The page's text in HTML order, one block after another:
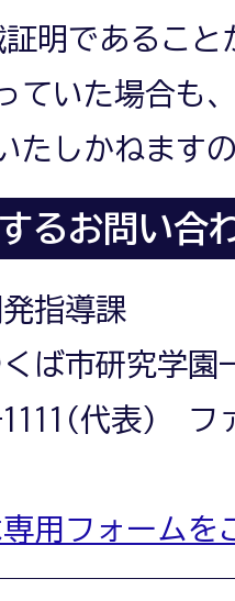
明であること
ていた場合も
たしかねます
るお問い合
指導課
ば市研究学園
1111(代表) フ
用フォームを